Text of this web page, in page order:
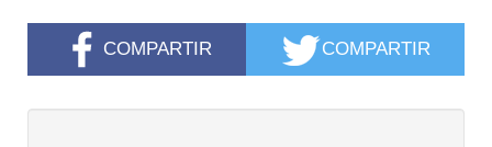
COMPARTIR COMPARTIR